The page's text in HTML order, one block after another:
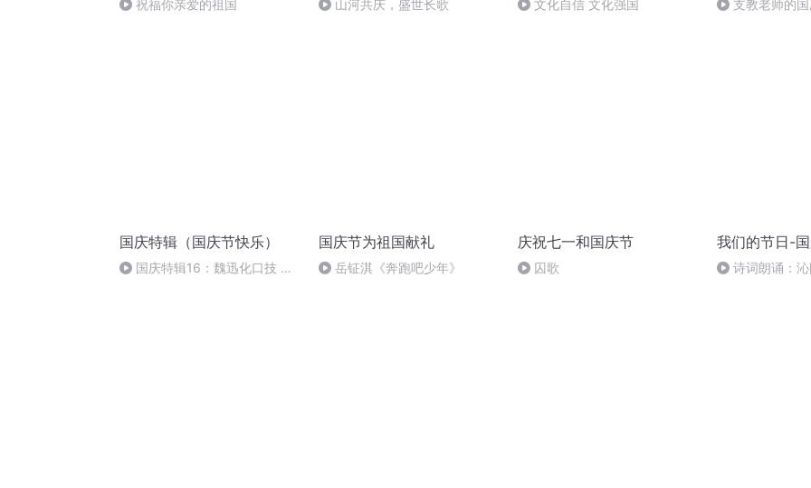
祝福你亲爱的祖国 山河共庆，盛世长歌 文化自信 文化强国 支教老师的
国庆特辑（国庆节快乐）
国庆特辑16：魏迅化口技 二
国庆节为祖国献礼
岳钲淇《奔跑吧少年》
庆祝七一和国庆节
囚歌
我们的节日-
诗词朗诵：